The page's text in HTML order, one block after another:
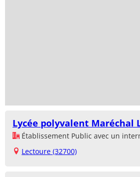
Lycée polyvalent Maréchal
Établissement Public avec un
Lectoure (32700)